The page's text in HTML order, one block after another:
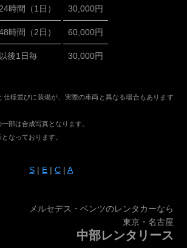
時間（1日）
時間（2日）
以後1日毎
30,000円
60,000円
30,000円
様並びに装備が、実際の車両と異なる場合もあります
部は合成写真となります。
なっております。
S | E | C | A
メルセデス・ベンツのレンタカーなら
東京・名古屋
中部レンタリース